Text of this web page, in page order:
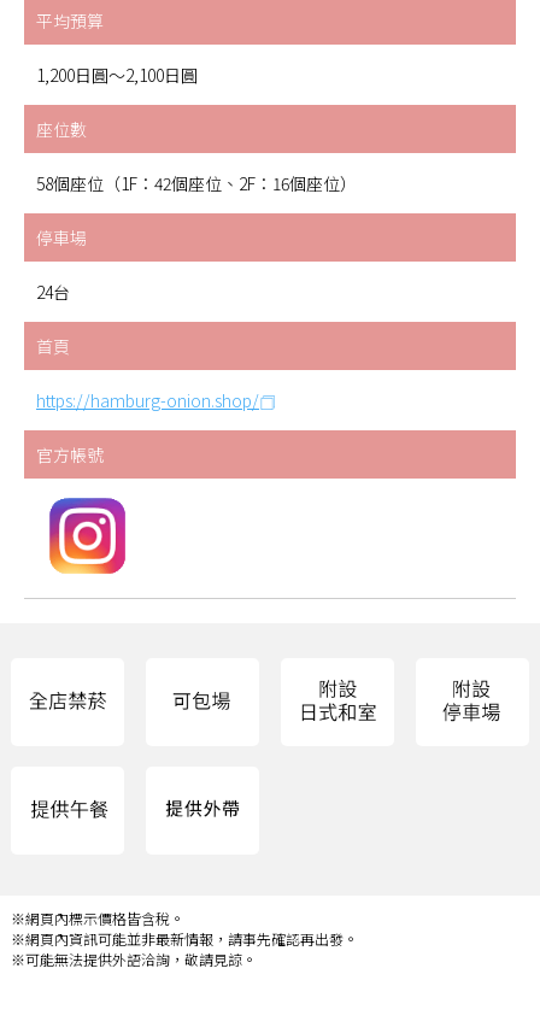
平均預算
1,200日圓～2,100日圓
座位數
58個座位（1F：42個座位、2F：16個座位）
停車場
24台
首頁
https://hamburg-onion.shop/
官方帳號
※網頁內標示價格皆含稅。
※網頁內資訊可能並非最新情報，請事先確認再出發。
※可能無法提供外語洽詢，敬請見諒。